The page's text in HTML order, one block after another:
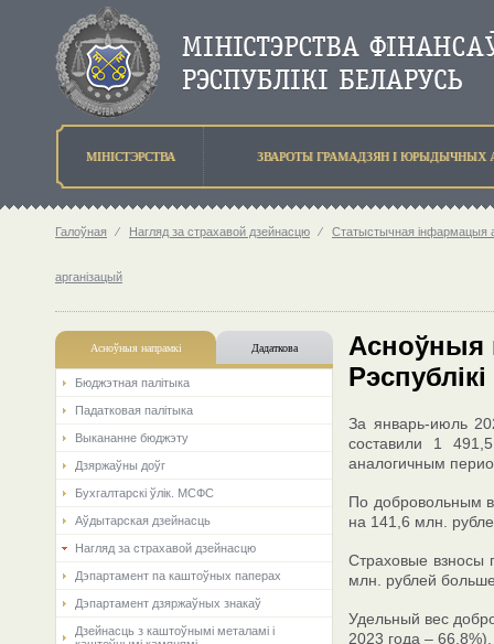
МIНIСТЭРСТВА ЗВАРОТЫ ГРАМАДЗЯН I ЮРЫДЫЧНЫХ
Галоўная ⁄ Нагляд за страхавой дзейнасцю ⁄ Статыстычная інфармацыя
арганізацый
Асноўныя напрамкi Дадаткова
Бюджэтная палiтыка
Падатковая палітыка
Выкананне бюджэту
Дзяржаўны доўг
Бухгалтарскі ўлік. МСФС
Аўдытарская дзейнасць
Нагляд за страхавой дзейнасцю
Дэпартамент па каштоўных паперах
Дэпартамент дзяржаўных знакаў
Дзейнасць з каштоўнымі металамі і
Асноўныя
За январь-июль
составили 1
аналогичным
По добровольным
на 141,6 млн.
Страховые взносы
млн. рублей
Удельный вес
2023 года – 66,8%).